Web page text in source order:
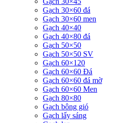
Gạch 30×60 đá
Gạch 30×60 men
Gạch 40×40
Gạch 40×80 đá
Gạch 50×50
Gạch 50×50 SV
Gạch 60×120
Gạch 60×60 Đá
Gạch 60×60 đá mờ
Gạch 60×60 Men
Gạch 80×80
Gạch bông gió
Gạch lấy sáng